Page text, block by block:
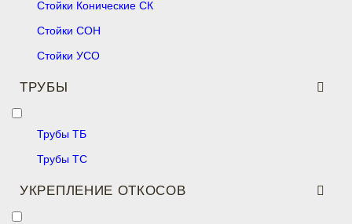
Стойки Конические СК
Стойки СОН
Стойки УСО
ТРУБЫ
Трубы ТБ
Трубы ТС
УКРЕПЛЕНИЕ ОТКОСОВ